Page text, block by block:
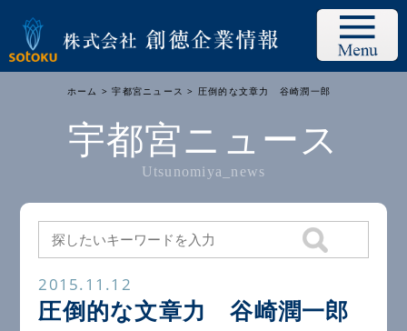
ホーム >宇都宮ニュース > 圧倒的な文章力 谷崎潤一郎
宇都宮ニュース
Utsunomiya_news
2015.11.12
圧倒的な文章力 谷崎潤一郎